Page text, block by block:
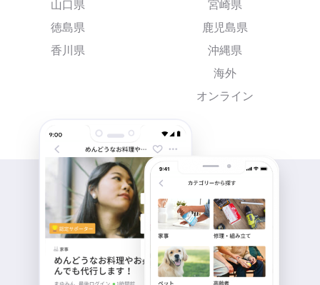
山口県
徳島県
香川県
宮崎県
鹿児島県
沖縄県
海外
オンライン